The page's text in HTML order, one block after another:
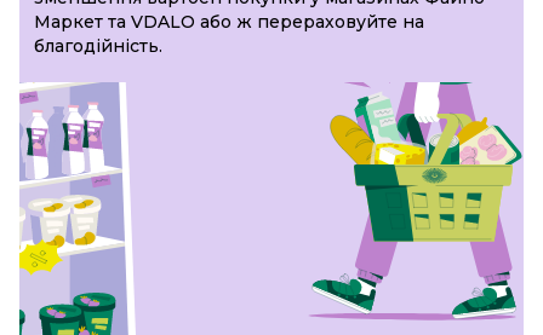
Маркет та VDALO або ж перераховуйте на
благодійність.